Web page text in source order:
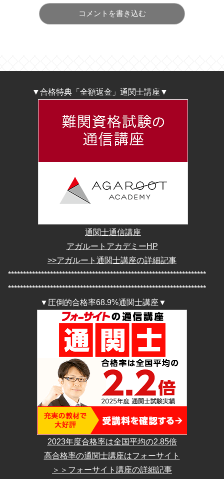
コメントを書き込む
▼合格特典「全額返金」通関士講座▼
通関士通信講座
アガルートアカデミーHP
>>アガルート通関士講座の詳細記事
******************************************************************
******************************************************************
▼圧倒的合格率68.9%通関士講座▼
2023年度合格率は全国平均の2.85倍
高合格率の通関士講座はフォーサイト
＞＞フォーサイト講座の詳細記事